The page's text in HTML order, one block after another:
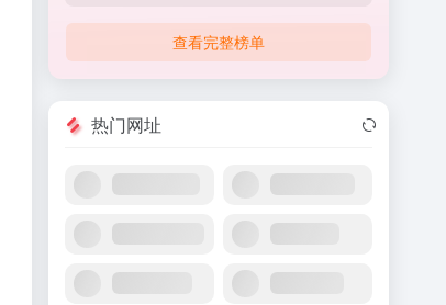
查看完整榜单
热门网址